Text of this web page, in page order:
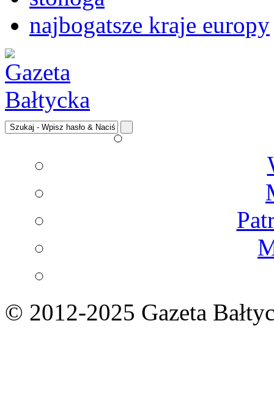
najbogatsze kraje europy
© 2012-2025 Gazeta